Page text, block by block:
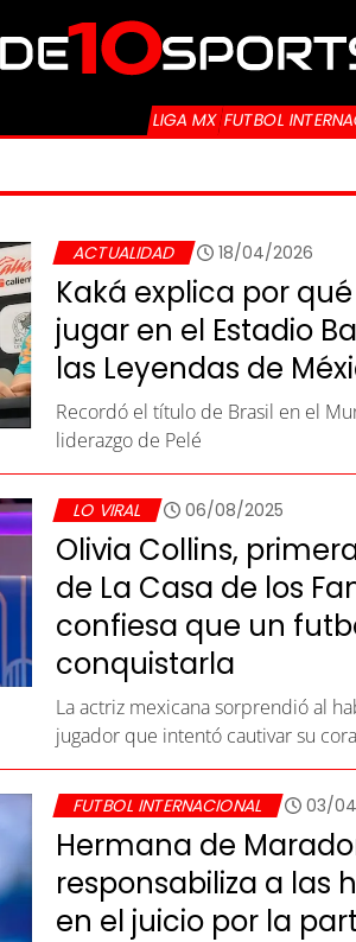
LIGA MX FUTBOL
ACTUALIDAD 18/04/2026
Kaká explica por
jugar en el Estadio
las Leyendas de
Recordó el título de Brasil en el
liderazgo de Pelé
LO VIRAL 06/08/2025
Olivia Collins,
de La Casa de los
confiesa que un
conquistarla
La actriz mexicana sorprendió al
jugador que intentó cautivar su
FUTBOL INTERNACIONAL 03/
Hermana de
responsabiliza a las
en el juicio por la